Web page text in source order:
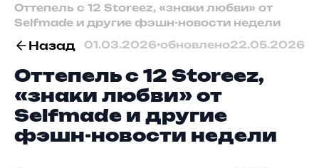
Оттепель с 12 Storeez, «знаки любви» от
Selfmade и другие фэшн-новости недели
Назад 01.03.2026•обновлено22.05.2026
Оттепель с 12 Storeez,
«знаки любви» от
Selfmade и другие
фэшн-новости недели